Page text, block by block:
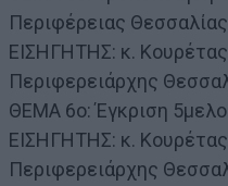
Περιφέρειας
ΕΙΣΗΓΗΤΗΣ: κ.
Περιφερειάρχης
ΘΕΜΑ 6ο: Έγκριση
ΕΙΣΗΓΗΤΗΣ: κ.
Περιφερειάρχης